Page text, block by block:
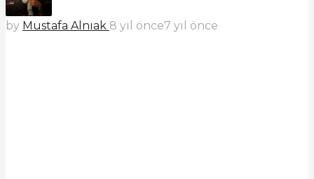
by Mustafa Alnıak 8 yıl önce7 yıl önce